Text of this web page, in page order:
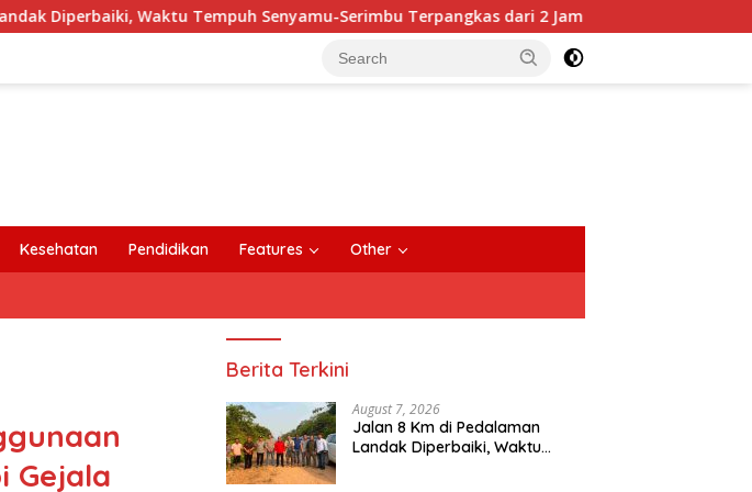
Tempuh Senyamu-Serimbu Terpangkas dari 2 Jam Jadi 20 Menit
Kesehatan Pendidikan Features Other
Gejala
Berita Terkini
August 7, 2026
Jalan 8 Km di Pedalaman
Landak Diperbaiki, Waktu